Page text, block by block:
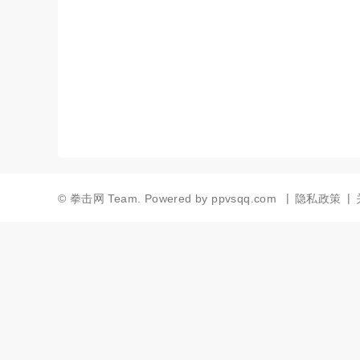
© 拳击网 Team. Powered by ppvsqq.com | 隐私政策 |